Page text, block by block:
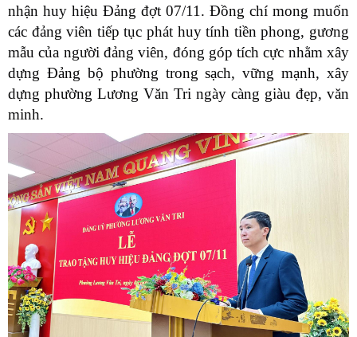
nhận huy hiệu Đảng đợt 07/11. Đồng chí mong muốn
các đảng viên tiếp tục phát huy tính tiền phong, gương
mẫu của người đảng viên, đóng góp tích cực nhằm xây
dựng Đảng bộ phường trong sạch, vững mạnh, xây
dựng phường Lương Văn Tri ngày càng giàu đẹp, văn
minh.